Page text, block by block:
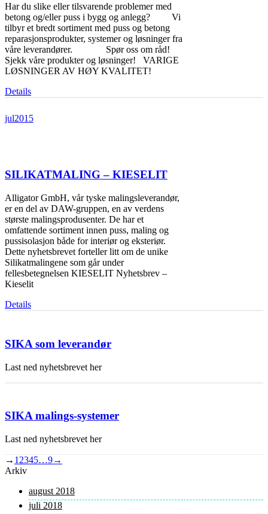
Har du slike eller tilsvarende problemer med
betong og/eller puss i bygg og anlegg? Vi
tilbyr et bredt sortiment med puss og betong
reparasjonsprodukter, systemer og løsninger fra
våre leverandører. Spør oss om råd!
Sjekk våre produkter og løsninger! VARIGE
LØSNINGER AV HØY KVALITET!
Details
jul2015
SILIKATMALING – KIESELIT
Alligator GmbH, vår tyske malingsleverandør,
er en del av DAW-gruppen, en av verdens
største malingsprodusenter. De har et
omfattende sortiment innen puss, maling og
pussisolasjon både for interiør og eksteriør.
Dette nyhetsbrevet forteller litt om de unike
Silikatmalingene som går under
fellesbetegnelsen KIESELIT Nyhetsbrev –
Kieselit
Details
SIKA som leverandør
Last ned nyhetsbrevet her
SIKA malings-systemer
Last ned nyhetsbrevet her
→ 1 2345…9→
Arkiv
august 2018
juli 2018